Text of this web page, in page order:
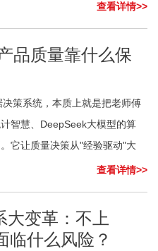
查看详情>>
品质量靠什么保
策系统，本质上就是把老师傅
智慧、DeepSeek大模型的算
它让质量决策从"经验驱动"大
查看详情>>
大变革：不上
临什么风险？